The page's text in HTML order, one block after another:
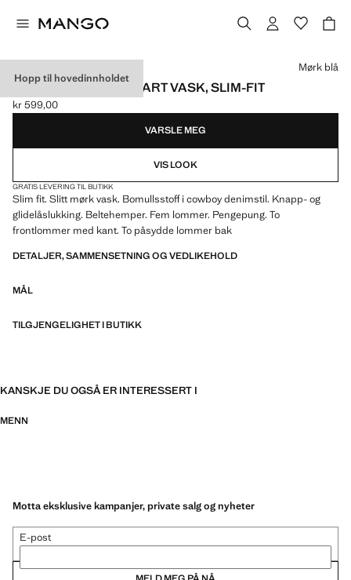
Hopp til hovedinnholdet
JEANS JAN, SLITT SVART VASK, SLIM-FIT
Gjeldende pris [kr 599,00 ]
kr 599,00
Velg en farge
Mørk blå
VARSLE MEG
VIS LOOK
GRATIS LEVERING TIL BUTIKK
Slim fit. Slitt mørk vask. Bomullsstoff i cowboy denimstil. Knapp- og
glidelåslukking. Beltehemper. Fem lommer. Pengepung. To
frontlommer med kant. To påsydde lommer bak
DETALJER, SAMMENSETNING OG VEDLIKEHOLD
MÅL
TILGJENGELIGHET I BUTIKK
KANSKJE DU OGSÅ ER INTERESSERT I
MENN
Motta eksklusive kampanjer, private salg og nyheter
E-post